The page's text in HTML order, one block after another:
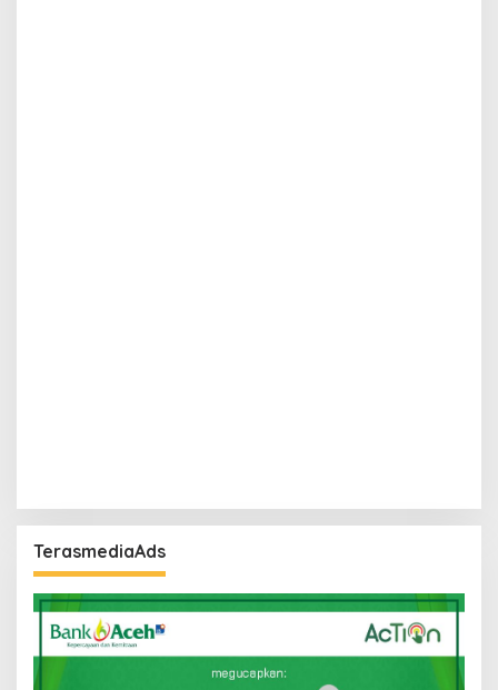
TerasmediaAds